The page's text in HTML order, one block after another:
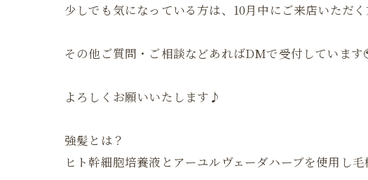
少しでも気になっている方は、10月中にご来店いただ
その他ご質問・ご相談などあればDMで受付しています
よろしくお願いいたします♪
強髪とは？
ヒト幹細胞培養液とアーユルヴェーダハーブを使用し